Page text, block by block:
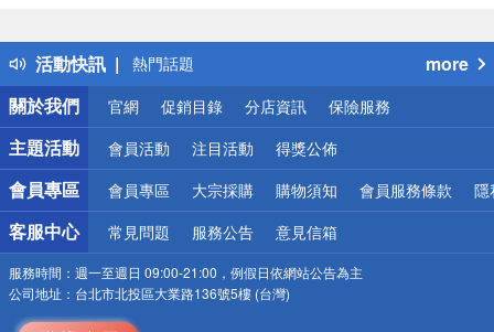
活動快訊
得獎公告
熱門話題
銀行優惠
偏遠地區配送
詐騙網頁！請小心！
more
關於我們
官網 促銷目錄 分店資訊 保險服務
主題活動 會員活動 注目活動 得獎公佈
會員專區 會員專區 大宗採購 購物須知 會員服務條款 隱
客服中心 常見問題 服務公告 意見信箱
服務時間： 週一至週日 09:00-21:00，例假日依網站公告為主
公司地址： 台北市北投區大業路136號5樓 (台灣)